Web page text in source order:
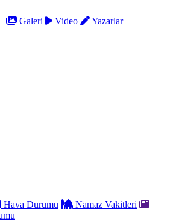
Galeri Video
Yazarlar
Hava Durumu
Namaz Vakitleri